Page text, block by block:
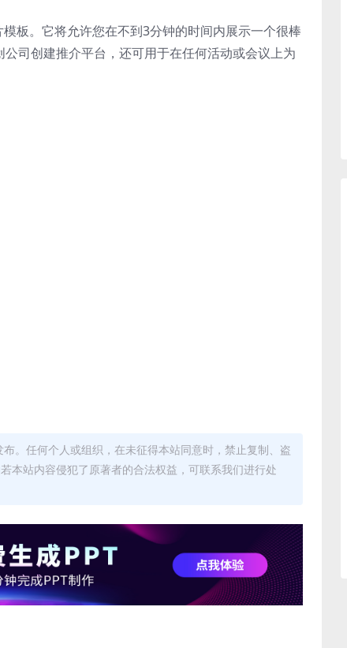
板。它将允许您在不到3分钟的时间内展示一个很棒
司创建推介平台，还可用于在任何活动或会议上为
。任何个人或组织，在未征得本站同意时，禁止复制、盗
本站内容侵犯了原著者的合法权益，可联系我们进行处